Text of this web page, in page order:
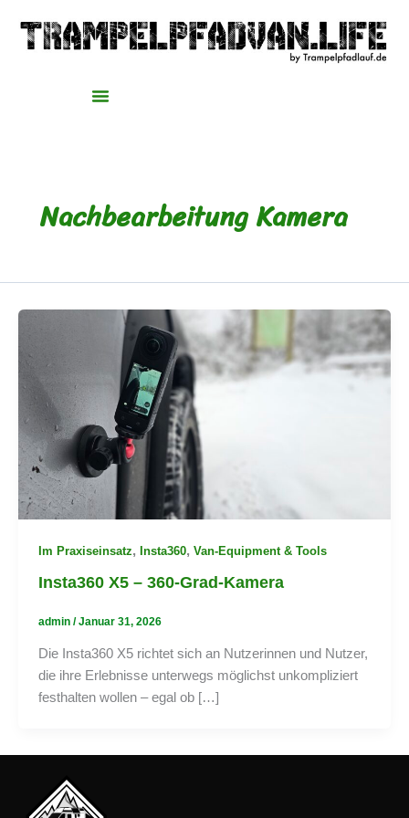
Inhalt
springen
Nachbearbeitung Kamera
Im Praxiseinsatz, Insta360, Van-Equipment & Tools
Insta360 X5 – 360-Grad-Kamera
admin /Januar 31, 2026
Die Insta360 X5 richtet sich an Nutzerinnen und Nutzer,
die ihre Erlebnisse unterwegs möglichst unkompliziert
festhalten wollen – egal ob […]